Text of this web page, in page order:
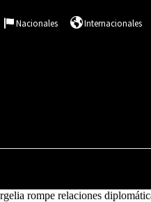
Nacionales Internacionales
rompe relaciones